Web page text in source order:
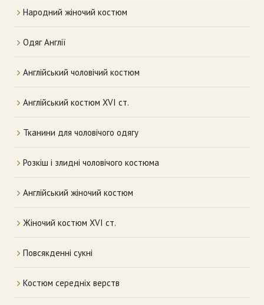
Народний жіночий костюм
Одяг Англії
Англійський чоловічий костюм
Англійський костюм XVI ст.
Тканини для чоловічого одягу
Розкіш і злидні чоловічого костюма
Англійський жіночий костюм
Жіночий костюм XVI ст.
Повсякденні сукні
Костюм середніх верств